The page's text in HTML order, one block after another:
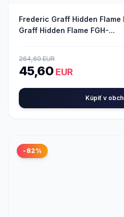
Frederic Graff Hidden Flame
Graff Hidden Flame FGH-...
264,60 EUR
45,60 EUR
Kúpiť v
-82%